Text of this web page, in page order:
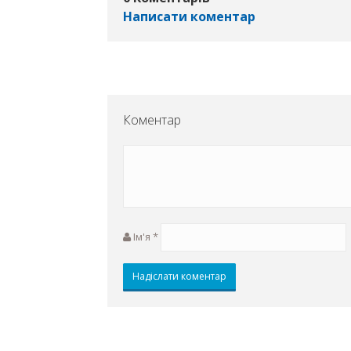
Написати коментар
Коментар
Ім'я *